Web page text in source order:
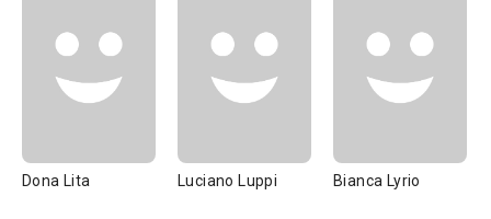
Dona Lita Luciano Luppi Bianca Lyrio